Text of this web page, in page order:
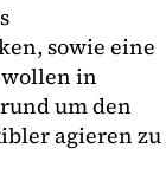
sowie eine
in
um den
agieren zu